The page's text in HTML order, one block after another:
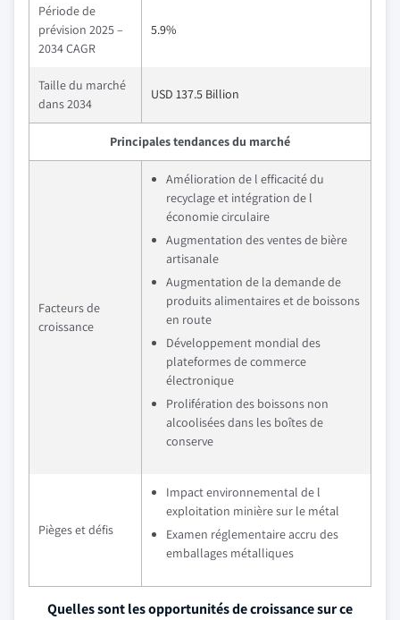
Période de
prévision 2025 –
2034 CAGR
5.9%
Taille du marché
dans 2034
USD 137.5 Billion
Principales tendances du marché
Facteurs de
croissance
Amélioration de l efficacité du
recyclage et intégration de l
économie circulaire
Augmentation des ventes de bière
artisanale
Augmentation de la demande de
produits alimentaires et de boissons
en route
Développement mondial des
plateformes de commerce
électronique
Prolifération des boissons non
alcoolisées dans les boîtes de
conserve
Pièges et défis
Impact environnemental de l
exploitation minière sur le métal
Examen réglementaire accru des
emballages métalliques
Quelles sont les opportunités de croissance sur ce